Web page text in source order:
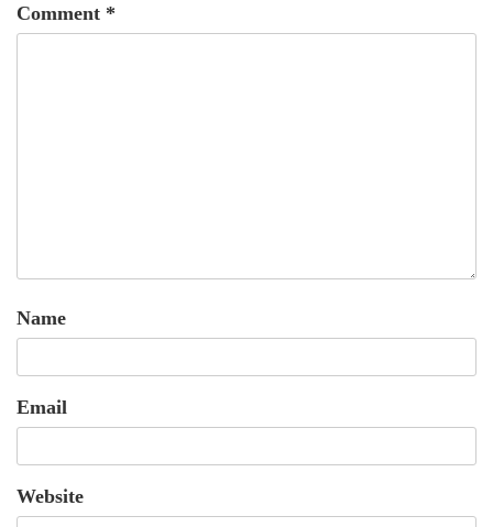
Comment *
Name
Email
Website